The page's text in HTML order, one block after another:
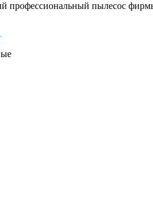
профессиональный пылесос